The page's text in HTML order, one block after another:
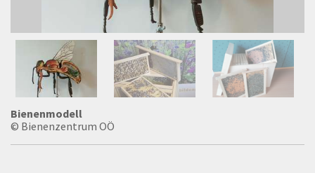
Bienenmodell
© Bienenzentrum OÖ